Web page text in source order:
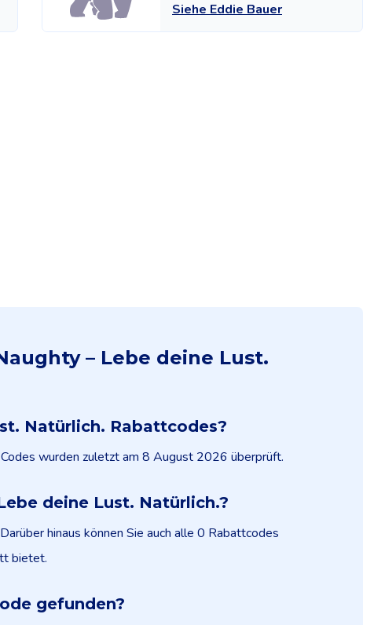
Siehe Eddie Bauer
– Lebe deine Lust.
Natürlich. Rabattcodes?
wurden zuletzt am 8 August 2026 überprüft.
deine Lust. Natürlich.?
hinaus können Sie auch alle 0 Rabattcodes
bietet.
gefunden?